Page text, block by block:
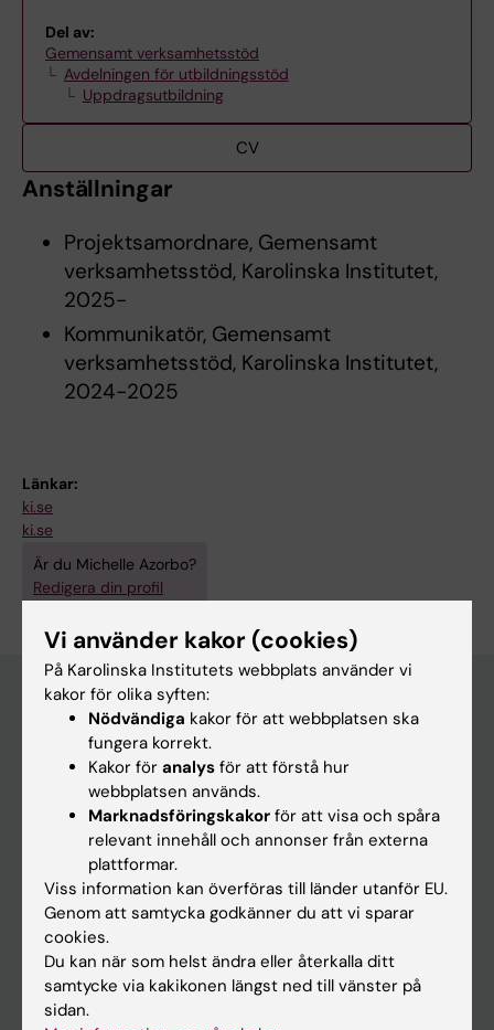
Del av:
Gemensamt verksamhetsstöd
Avdelningen för utbildningsstöd
Uppdragsutbildning
CV
Anställningar
Projektsamordnare, Gemensamt
verksamhetsstöd, Karolinska Institutet,
2025-
Kommunikatör, Gemensamt
verksamhetsstöd, Karolinska Institutet,
2024-2025
Länkar:
ki.se
ki.se
Är du Michelle Azorbo?
Redigera din profil
Huvudmeny
Utbildning
Forskarutbildning
Forskning
Om KI
På gång
Nyheter
Vi använder kakor (cookies)
På Karolinska Institutets webbplats använder vi
kakor för olika syften:
Nödvändiga kakor för att webbplatsen ska
fungera korrekt.
Kakor för analys för att förstå hur
webbplatsen används.
Marknadsföringskakor för att visa och spåra
relevant innehåll och annonser från externa
plattformar.
Viss information kan överföras till länder utanför EU.
Genom att samtycka godkänner du att vi sparar
cookies.
Du kan när som helst ändra eller återkalla ditt
samtycke via kakikonen längst ned till vänster på
sidan.